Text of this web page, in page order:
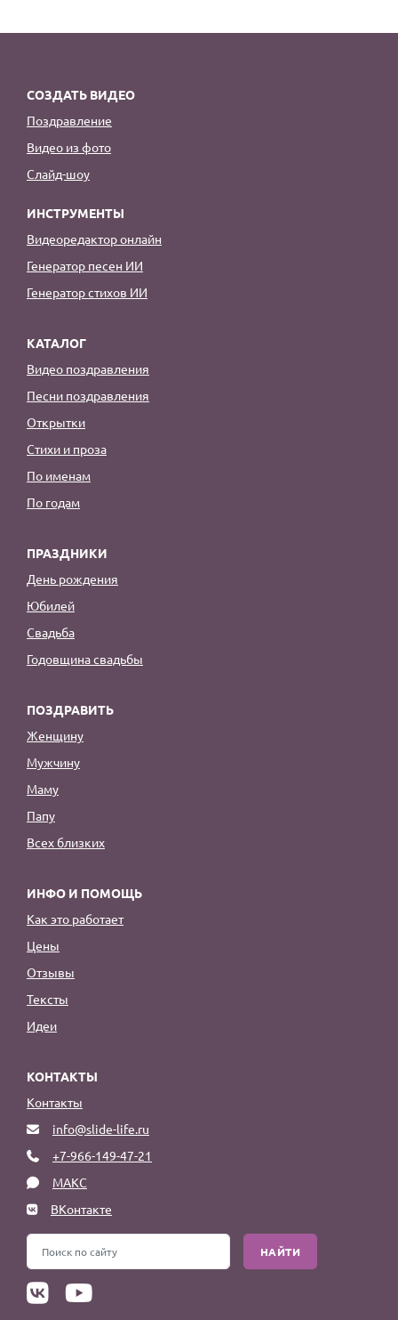
СОЗДАТЬ ВИДЕО
Поздравление
Видео из фото
Слайд-шоу
ИНСТРУМЕНТЫ
Видеоредактор онлайн
Генератор песен ИИ
Генератор стихов ИИ
КАТАЛОГ
Видео поздравления
Песни поздравления
Открытки
Стихи и проза
По именам
По годам
ПРАЗДНИКИ
День рождения
Юбилей
Свадьба
Годовщина свадьбы
ПОЗДРАВИТЬ
Женщину
Мужчину
Маму
Папу
Всех близких
ИНФО И ПОМОЩЬ
Как это работает
Цены
Отзывы
Тексты
Идеи
КОНТАКТЫ
Контакты
info@slide-life.ru
+7-966-149-47-21
МАКС
ВКонтакте
НАЙТИ